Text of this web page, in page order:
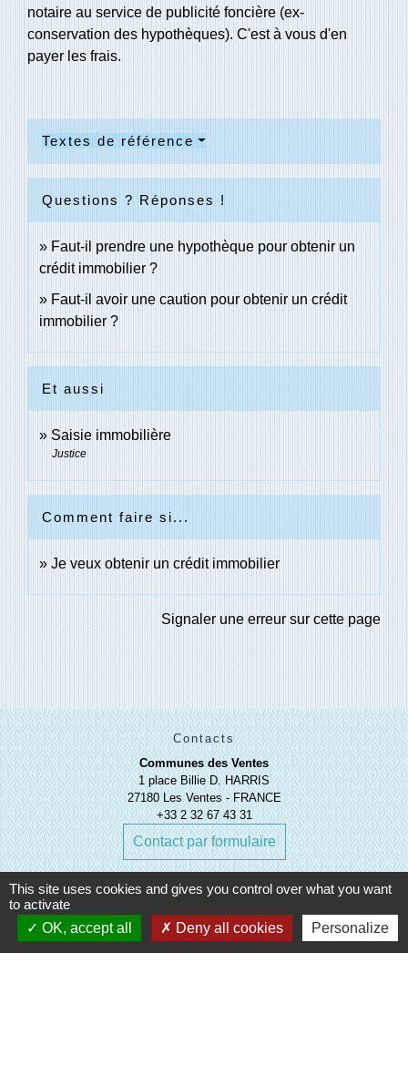
notaire au service de publicité foncière (ex-
conservation des hypothèques). C'est à vous d'en
payer les frais.
Textes de référence
Questions ? Réponses !
Faut-il prendre une hypothèque pour obtenir un
crédit immobilier ?
Faut-il avoir une caution pour obtenir un crédit
immobilier ?
Et aussi
Saisie immobilière
Justice
Comment faire si...
Je veux obtenir un crédit immobilier
Signaler une erreur sur cette page
Contacts
Communes des Ventes
1 place Billie D. HARRIS
27180 Les Ventes - FRANCE
+33 2 32 67 43 31
Contact par formulaire
This site uses cookies and gives you control over what you want
to activate
OK, accept all
Deny all cookies Personalize